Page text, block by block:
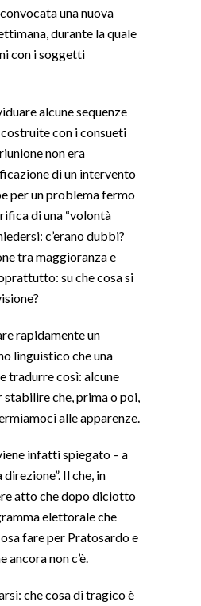
una nuova
durante la quale
con i soggetti
alcune sequenze
con i consueti
non era
di un intervento
per un problema fermo
di una “volontà
c’erano dubbi?
tra maggioranza e
su che cosa si
rapidamente un
linguistico che una
tradurre così: alcune
che, prima o poi,
alle apparenze.
infatti spiegato – a
Il che, in
atto che dopo diciotto
elettorale che
fare per Pratosardo e
non c’è.
che cosa di tragico è